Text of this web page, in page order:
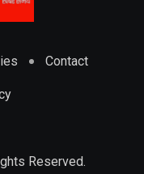
Contact
Reserved.